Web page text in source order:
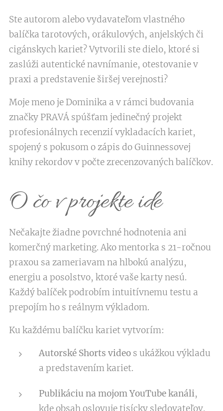
Ste autorom alebo vydavateľom vlastného
balíčka tarotových, orákulových, anjelských či
cigánskych kariet? Vytvorili ste dielo, ktoré si
zaslúži autentické navnímanie, otestovanie v
praxi a predstavenie širšej verejnosti?
Moje meno je Dominika a v rámci budovania
značky PRAVÁ spúšťam jedinečný projekt
profesionálnych recenzií vykladacích kariet,
spojený s pokusom o zápis do Guinnessovej
knihy rekordov v počte zrecenzovaných balíčkov.
O čo v projekte ide
Nečakajte žiadne povrchné hodnotenia ani
komerčný marketing. Ako mentorka s 21-ročnou
praxou sa zameriavam na hlbokú analýzu,
energiu a posolstvo, ktoré vaše karty nesú.
Každý balíček podrobím intuitívnemu testu a
prepojím ho s reálnym výkladom.
Ku každému balíčku kariet vytvorím:
Autorské Shorts video s ukážkou výkladu
a predstavením kariet.
Publikáciu na mojom YouTube kanáli,
kde obsah oslovuje tisícky sledovateľov.